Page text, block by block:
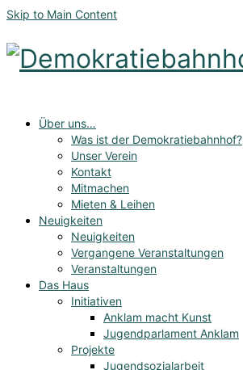
Skip to Main Content
Über uns…
Was ist der Demokratiebahnhof?
Unser Verein
Kontakt
Mitmachen
Mieten & Leihen
Neuigkeiten
Neuigkeiten
Vergangene Veranstaltungen
Veranstaltungen
Das Haus
Initiativen
Anklam macht Kunst
Jugendparlament Anklam
Projekte
Jugendsozialarbeit